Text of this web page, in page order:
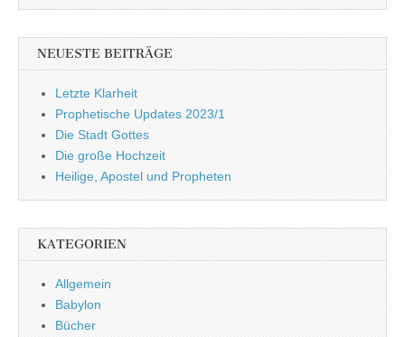
NEUESTE BEITRÄGE
Letzte Klarheit
Prophetische Updates 2023/1
Die Stadt Gottes
Die große Hochzeit
Heilige, Apostel und Propheten
KATEGORIEN
Allgemein
Babylon
Bücher